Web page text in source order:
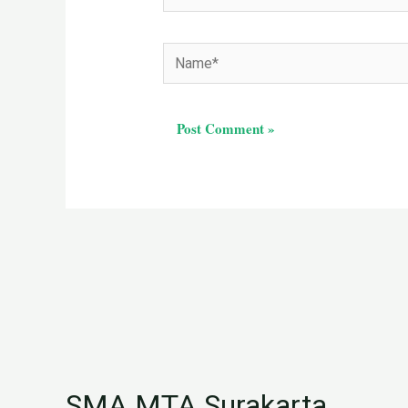
Name*